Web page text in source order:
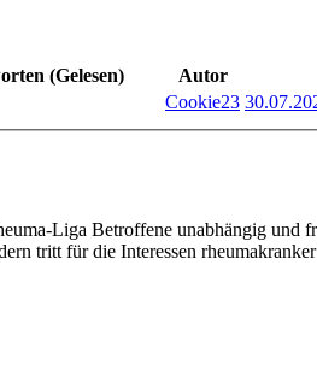
(Gelesen) Autor
Cookie23
Liga Betroffene unabhängig und
tritt für die Interessen